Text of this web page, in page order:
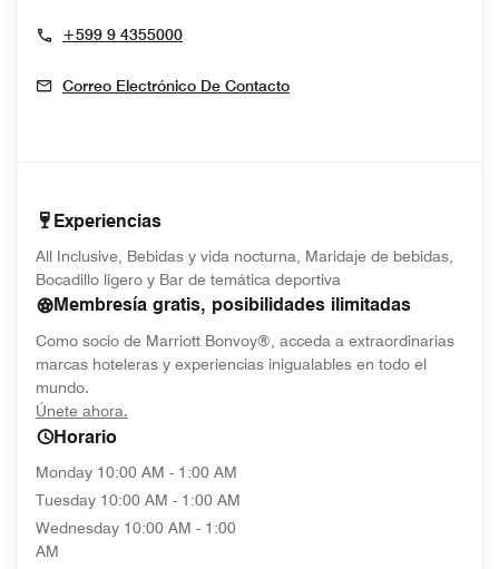
+599 9 4355000
Correo Electrónico De Contacto
Experiencias
All Inclusive, Bebidas y vida nocturna, Maridaje de bebidas,
Bocadillo ligero y Bar de temática deportiva
Membresía gratis, posibilidades ilimitadas
Como socio de Marriott Bonvoy®, acceda a extraordinarias
marcas hoteleras y experiencias inigualables en todo el
mundo.
Únete ahora.
Horario
Monday 10:00 AM - 1:00 AM
Tuesday 10:00 AM - 1:00 AM
Wednesday 10:00 AM - 1:00
AM